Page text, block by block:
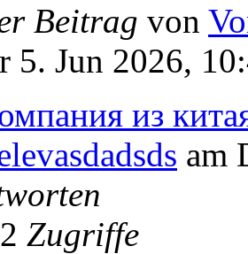
Beitrag von
5. Jun 2026,
из
am
Zugriffe